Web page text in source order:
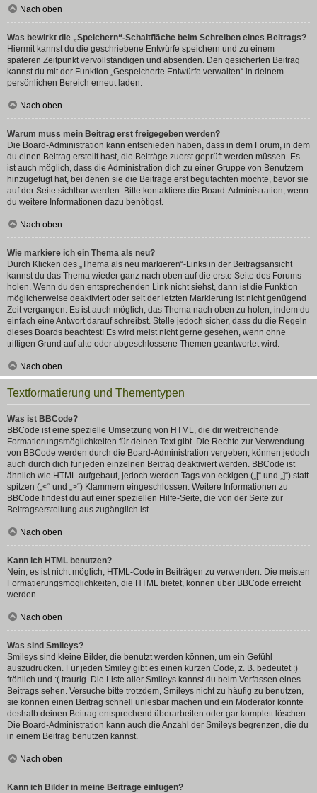
Nach oben
Was bewirkt die „Speichern“-Schaltfläche beim Schreiben eines Beitrags?
Hiermit kannst du die geschriebene Entwürfe speichern und zu einem
späteren Zeitpunkt vervollständigen und absenden. Den gesicherten Beitrag
kannst du mit der Funktion „Gespeicherte Entwürfe verwalten“ in deinem
persönlichen Bereich erneut laden.
Nach oben
Warum muss mein Beitrag erst freigegeben werden?
Die Board-Administration kann entschieden haben, dass in dem Forum, in dem
du einen Beitrag erstellt hast, die Beiträge zuerst geprüft werden müssen. Es
ist auch möglich, dass die Administration dich zu einer Gruppe von Benutzern
hinzugefügt hat, bei denen sie die Beiträge erst begutachten möchte, bevor sie
auf der Seite sichtbar werden. Bitte kontaktiere die Board-Administration, wenn
du weitere Informationen dazu benötigst.
Nach oben
Wie markiere ich ein Thema als neu?
Durch Klicken des „Thema als neu markieren“-Links in der Beitragsansicht
kannst du das Thema wieder ganz nach oben auf die erste Seite des Forums
holen. Wenn du den entsprechenden Link nicht siehst, dann ist die Funktion
möglicherweise deaktiviert oder seit der letzten Markierung ist nicht genügend
Zeit vergangen. Es ist auch möglich, das Thema nach oben zu holen, indem du
einfach eine Antwort darauf schreibst. Stelle jedoch sicher, dass du die Regeln
dieses Boards beachtest! Es wird meist nicht gerne gesehen, wenn ohne
triftigen Grund auf alte oder abgeschlossene Themen geantwortet wird.
Nach oben
Textformatierung und Thementypen
Was ist BBCode?
BBCode ist eine spezielle Umsetzung von HTML, die dir weitreichende
Formatierungsmöglichkeiten für deinen Text gibt. Die Rechte zur Verwendung
von BBCode werden durch die Board-Administration vergeben, können jedoch
auch durch dich für jeden einzelnen Beitrag deaktiviert werden. BBCode ist
ähnlich wie HTML aufgebaut, jedoch werden Tags von eckigen („[“ und „]“) statt
spitzen („<“ und „>“) Klammern eingeschlossen. Weitere Informationen zu
BBCode findest du auf einer speziellen Hilfe-Seite, die von der Seite zur
Beitragserstellung aus zugänglich ist.
Nach oben
Kann ich HTML benutzen?
Nein, es ist nicht möglich, HTML-Code in Beiträgen zu verwenden. Die meisten
Formatierungsmöglichkeiten, die HTML bietet, können über BBCode erreicht
werden.
Nach oben
Was sind Smileys?
Smileys sind kleine Bilder, die benutzt werden können, um ein Gefühl
auszudrücken. Für jeden Smiley gibt es einen kurzen Code, z. B. bedeutet :)
fröhlich und :( traurig. Die Liste aller Smileys kannst du beim Verfassen eines
Beitrags sehen. Versuche bitte trotzdem, Smileys nicht zu häufig zu benutzen,
sie können einen Beitrag schnell unlesbar machen und ein Moderator könnte
deshalb deinen Beitrag entsprechend überarbeiten oder gar komplett löschen.
Die Board-Administration kann auch die Anzahl der Smileys begrenzen, die du
in einem Beitrag benutzen kannst.
Nach oben
Kann ich Bilder in meine Beiträge einfügen?